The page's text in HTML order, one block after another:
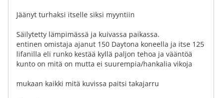
Jäänyt turhaksi itselle siksi myyntiin
Säilytetty lämpimässä ja kuivassa paikassa.
entinen omistaja ajanut 150 Daytona koneella ja itse 125
lifanilla eli runko kestää kyllä paljon tehoa ja vääntöä
kunto on mitä on mutta ei suurempia/hankalia vikoja
mukaan kaikki mitä kuvissa paitsi takajarru